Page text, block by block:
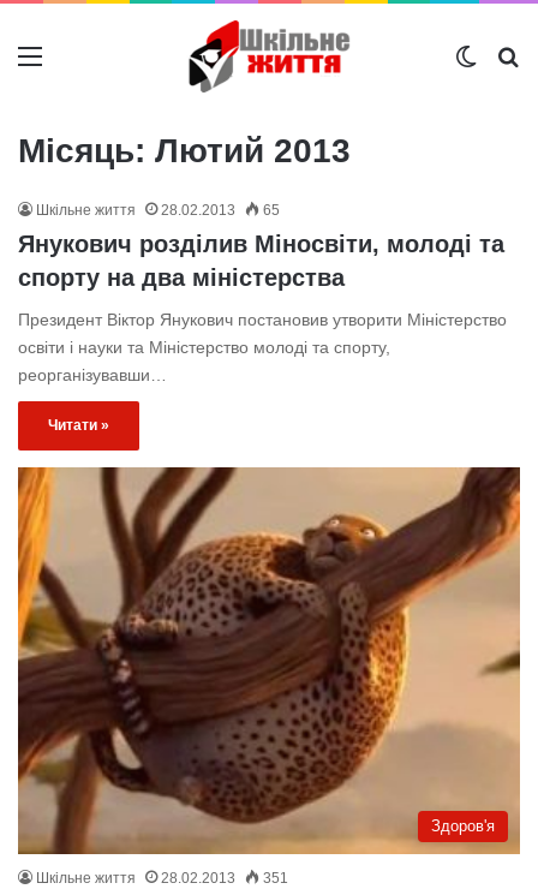
Меню
Місяць: Лютий 2013
Шкільне життя 28.02.2013 65
Янукович розділив Міносвіти, молоді та
спорту на два міністерства
Президент Віктор Янукович постановив утворити Міністерство
освіти і науки та Міністерство молоді та спорту,
реорганізувавши…
Читати »
Здоров'я
Шкільне життя 28.02.2013 351